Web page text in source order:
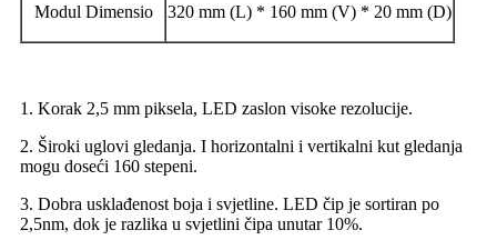
Modul Dimensio 320 mm (L) * 160 mm (V) * 20 mm (D)
1. Korak 2,5 mm piksela, LED zaslon visoke rezolucije.
2. Široki uglovi gledanja. I horizontalni i vertikalni kut gledanja
mogu doseći 160 stepeni.
3. Dobra usklađenost boja i svjetline. LED čip je sortiran po
2,5nm, dok je razlika u svjetlini čipa unutar 10%.